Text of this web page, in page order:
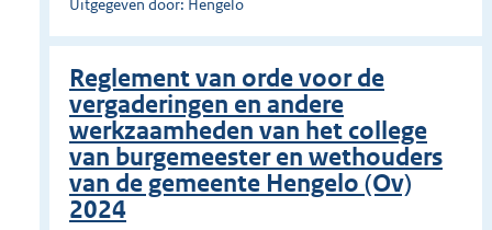
Uitgegeven door: Hengelo
Reglement van orde voor de
vergaderingen en andere
werkzaamheden van het college
van burgemeester en wethouders
van de gemeente Hengelo (Ov)
2024